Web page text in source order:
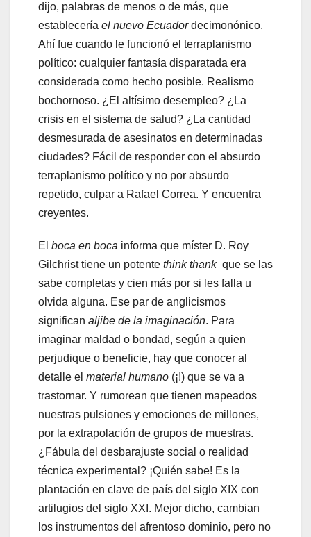
dijo, palabras de menos o de más, que
establecería el nuevo Ecuadordecimonónico.
Ahí fue cuando le funcionó el terraplanismo
político: cualquier fantasía disparatada era
considerada como hecho posible. Realismo
bochornoso. ¿El altísimo desempleo? ¿La
crisis en el sistema de salud? ¿La cantidad
desmesurada de asesinatos en determinadas
ciudades? Fácil de responder con el absurdo
terraplanismo político y no por absurdo
repetido, culpar a Rafael Correa. Y encuentra
creyentes.
El boca en boca informa que míster D. Roy
Gilchrist tiene un potente think thank que se las
sabe completas y cien más por si les falla u
olvida alguna. Ese par de anglicismos
significan aljibe de la imaginación. Para
imaginar maldad o bondad, según a quien
perjudique o beneficie, hay que conocer al
detalle el material humano (¡!) que se va a
trastornar. Y rumorean que tienen mapeados
nuestras pulsiones y emociones de millones,
por la extrapolación de grupos de muestras.
¿Fábula del desbarajuste social o realidad
técnica experimental? ¡Quién sabe! Es la
plantación en clave de país del siglo XIX con
artilugios del siglo XXI. Mejor dicho, cambian
los instrumentos del afrentoso dominio, pero no